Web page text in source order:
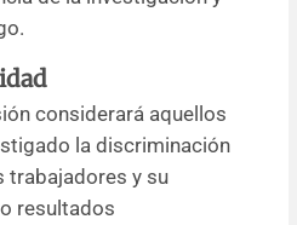
considerará aquellos
la discriminación
trabajadores y su
resultados